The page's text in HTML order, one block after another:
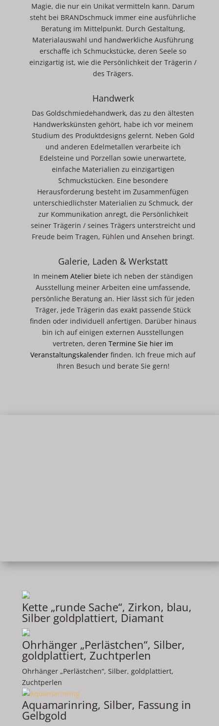
Magie, die nur ein Unikat vermitteln kann. Darum
steht bei BRANDschmuck immer eine ausführliche
Beratung im Mittelpunkt. Durch Gestaltung,
Materialauswahl und handwerkliche Ausführung
erschaffe ich Schmuckstücke, deren Seele so
einzigartig ist, wie die Persönlichkeit der Trägerin /
des Trägers.
Handwerk
Das Goldschmiedehandwerk, das zu den ältesten
Handwerkskünsten gehört, habe ich vor meinem
Studium des Produktdesigns gelernt. Neben Gold
und anderen Edelmetallen verarbeite ich
Edelsteine und Porzellan sowie unerwartete,
einfache Materialien zu einzigartigen
Schmuckstücken. Eine besondere
Herausforderung besteht im Zusammenfügen
unterschiedlichster Materialien zu Schmuck, der
zur Kommunikation anregt, die Persönlichkeit
seiner Trägerin / seines Trägers unterstreicht und
Freude beim Tragen, Fühlen und Ansehen bringt.
Galerie, Laden & Werkstatt
In meinem Atelierbiete ich neben der ständigen
Ausstellung meiner Arbeiten eine umfassende,
persönliche Beratung an. Hier lässt sich für jeden
Träger, jede Trägerin das exakt passende Stück
finden oder individuell anfertigen. Darüber hinaus
bin ich auf einigen externen Ausstellungen
vertreten, derenTermine Sie hier im
Veranstaltungskalender finden. Ich freue mich auf
Ihren Besuch und berate Sie gern!
Kette „runde Sache“, Zirkon, blau,
Silber goldplattiert, Diamant
Ohrhänger „Perlästchen“, Silber,
goldplattiert, Zuchtperlen
Ohrhänger „Perlästchen“, Silber, goldplattiert,
Zuchtperlen
Aquamarinring, Silber, Fassung in
Gelbgold